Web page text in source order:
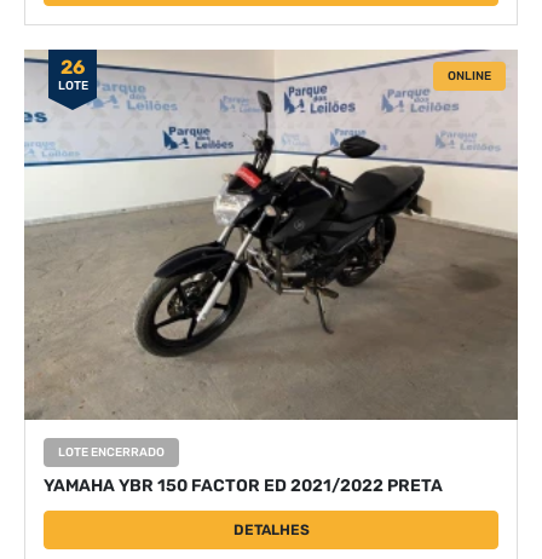
26
LOTE
ONLINE
LOTE ENCERRADO
YAMAHA YBR 150 FACTOR ED 2021/2022 PRETA
DETALHES